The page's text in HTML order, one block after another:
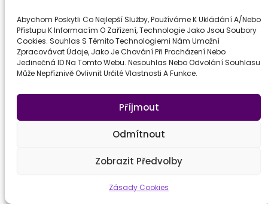
Abychom Poskytli Co Nejlepší Služby, Používáme K Ukládání A/nebo
Přístupu K Informacím O Zařízení, Technologie Jako Jsou Soubory
Cookies. Souhlas S Těmito Technologiemi Nám Umožní
Zpracovávat Údaje, Jako Je Chování Při Procházení Nebo
Jedinečná ID Na Tomto Webu. Nesouhlas Nebo Odvolání Souhlasu
Může Nepříznivě Ovlivnit Určité Vlastnosti A Funkce.
Příjmout
Odmítnout
Zobrazit Předvolby
Zásady Cookies
Navigace
Můj Účet
Obchodní Podmínky
Kontakt
Copyright 2026 © All Rights
Reserved. Design By ADATTO